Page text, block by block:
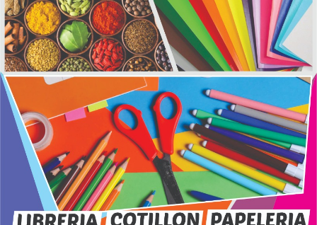
Domingo, 23 de Noviembre de 2025 . 08:09 Hs.